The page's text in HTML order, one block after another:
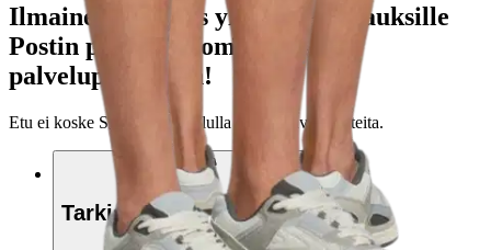
Ilmainen toimitus yli 100 €:n tilauksille
Postin pakettiautomaattiin tai
palvelupisteeseen!
Etu ei koske Suuri‑lisäpalvelulla toimitettavia tuotteita.
Tarkista myymäläsaatavuus